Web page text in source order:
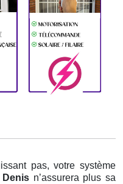
pas, votre système
n’assurera plus sa